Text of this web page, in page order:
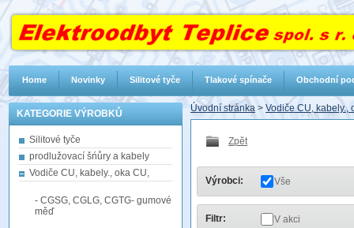
KATEGORIE VÝROBKŮ
Silitové tyče
prodlužovací šńůry a kabely
Vodiče CU, kabely., oka CU,
- CGSG, CGLG, CGTG- gumové
měď
Úvodní stránka > Vodiče CU, kabely.,
Zpět
Výrobci: Vše
Filtr: V akci
Home Novinky Silitové tyče Tlakové spínače Obchodní